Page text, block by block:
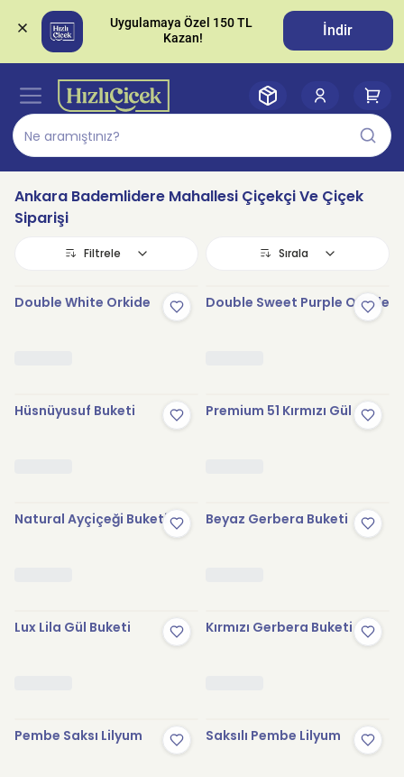
Uygulamaya Özel 150 TL
İndir
Ankara Bademlidere Mahallesi Çiçekçi Ve Çiçek
Siparişi
Filtrele Sırala
Double White Orkide Double Sweet Purple Orkide
Hüsnüyusuf Buketi Premium 51 Kırmızı Gül
Natural Ayçiçeği Buketi Beyaz Gerbera Buketi
Lux Lila Gül Buketi Kırmızı Gerbera Buketi
Pembe Saksı Lilyum Saksılı Pembe Lilyum